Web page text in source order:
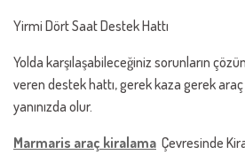
Yirmi Dört Saat Destek Hattı
Yolda karşılaşabileceğiniz sorunların
veren destek hattı, gerek kaza gerek araç
yanınızda olur.
Marmaris araç kiralama Çevresinde